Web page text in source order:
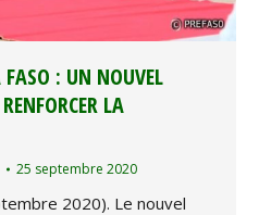
: UN NOUVEL
LA
25 septembre 2020
2020). Le nouvel